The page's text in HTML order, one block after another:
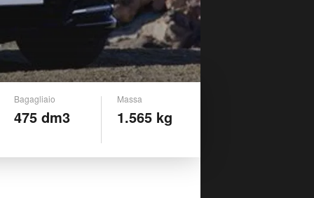
Bagagliaio
475 dm3
Massa
1.565 kg